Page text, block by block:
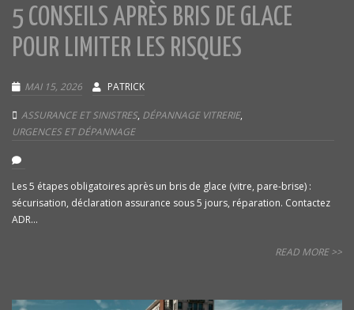
5 CONSEILS APRÈS BRIS DE GLACE
POUR LIMITER LES RISQUES
MAI 15, 2026 PATRICK
ASSURANCE ET SINISTRES, DÉPANNAGE VITRERIE,
URGENCES ET DÉPANNAGE
Les 5 étapes obligatoires après un bris de glace (vitre, pare-brise) :
sécurisation, déclaration assurance sous 5 jours, réparation. Contactez
ADR...
READ MORE >>